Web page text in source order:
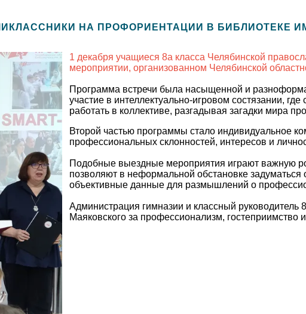
НА ПРОФОРИЕНТАЦИИ В БИБЛИОТЕКЕ
1 декабря учащиеся 8а класса Челябинской
мероприятии, организованном Челябинской
Программа встречи была насыщенной и
участие в интеллектуально-игровом состязании,
работать в коллективе, разгадывая загадки мира
Второй частью программы стало индивидуальное
профессиональных склонностей, интересов и
Подобные выездные мероприятия играют важную
позволяют в неформальной обстановке
объективные данные для размышлений о
Администрация гимназии и классный руководитель
Маяковского за профессионализм, гостеприимство